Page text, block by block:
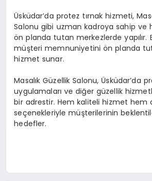
Üsküdar’da protez tırnak hizmeti,
Salonu gibi uzman kadroya sahip ve
ön planda tutan merkezlerde yapılır.
müşteri memnuniyetini ön planda
hizmet sunar.
Masalık Güzellik Salonu, Üsküdar’da
uygulamaları ve diğer güzellik
bir adrestir. Hem kaliteli hizmet hem
seçenekleriyle müşterilerinin
hedefler.